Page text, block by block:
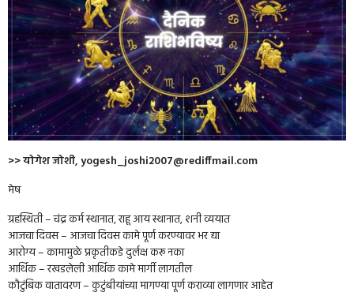
>> योगेश जोशी,yogesh_joshi2007@rediffmail.com
मेष
ग्रहस्थिती – चंद्र कर्म स्थानात, राहू आय स्थानात, शनी व्ययात
आजचा दिवस – आजचा दिवस कामे पूर्ण करण्यावर भर द्या
आरोग्य – कामामुळे प्रकृतीकडे दुर्लक्ष करू नका
आर्थिक – रखडलेली आर्थिक कामे मार्गी लागतील
कौटुंबिक वातावरण – कुटुंबीयांच्या मागण्या पूर्ण कराव्या लागणार आहेत